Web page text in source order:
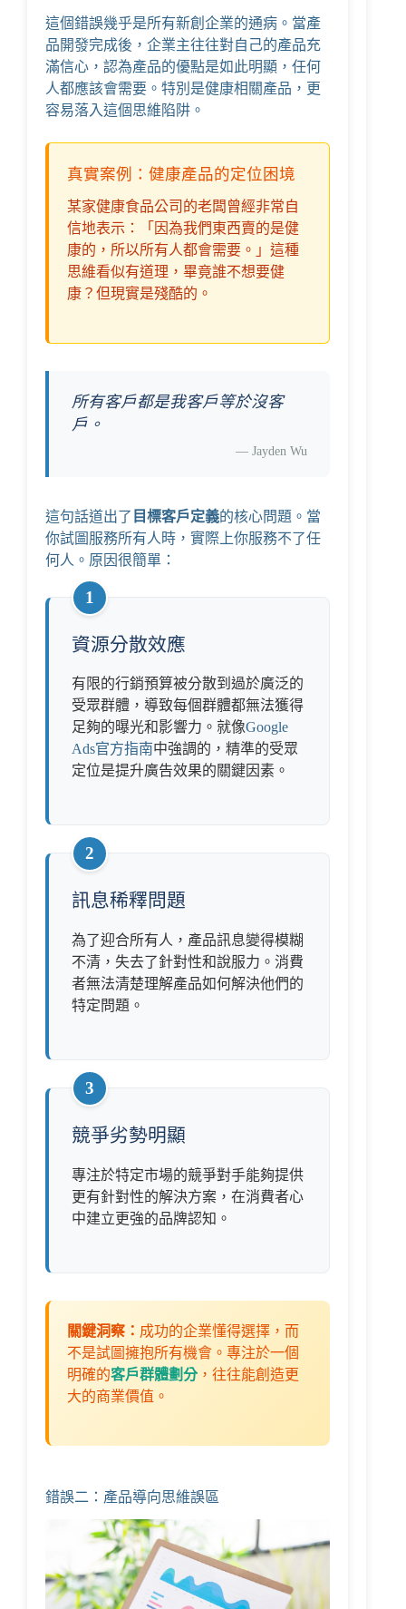
這個錯誤幾乎是所有新創企業的通病。當產
品開發完成後，企業主往往對自己的產品充
滿信心，認為產品的優點是如此明顯，任何
人都應該會需要。特別是健康相關產品，更
容易落入這個思維陷阱。
真實案例：健康產品的定位困境
某家健康食品公司的老闆曾經非常自
信地表示：「因為我們東西賣的是健
康的，所以所有人都會需要。」這種
思維看似有道理，畢竟誰不想要健
康？但現實是殘酷的。
所有客戶都是我客戶等於沒客
戶。
—Jayden Wu
這句話道出了 目標客戶定義的核心問題。當
你試圖服務所有人時，實際上你服務不了任
何人。原因很簡單：
1
資源分散效應
有限的行銷預算被分散到過於廣泛的
受眾群體，導致每個群體都無法獲得
足夠的曝光和影響力。就像Google
Ads官方指南中強調的，精準的受眾
定位是提升廣告效果的關鍵因素。
2
訊息稀釋問題
為了迎合所有人，產品訊息變得模糊
不清，失去了針對性和說服力。消費
者無法清楚理解產品如何解決他們的
特定問題。
3
競爭劣勢明顯
專注於特定市場的競爭對手能夠提供
更有針對性的解決方案，在消費者心
中建立更強的品牌認知。
關鍵洞察： 成功的企業懂得選擇，而
不是試圖擁抱所有機會。專注於一個
明確的客戶群體劃分，往往能創造更
大的商業價值。
錯誤二：產品導向思維誤區